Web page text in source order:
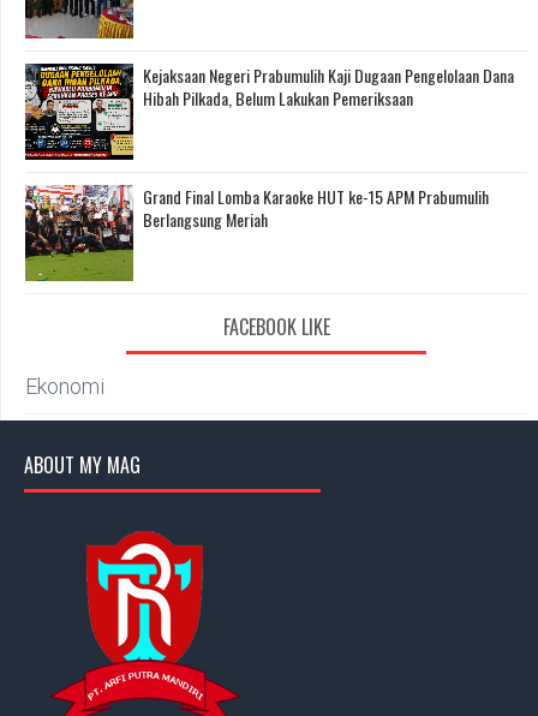
Kejaksaan Negeri Prabumulih Kaji Dugaan Pengelolaan Dana
Hibah Pilkada, Belum Lakukan Pemeriksaan
Grand Final Lomba Karaoke HUT ke-15 APM Prabumulih
Berlangsung Meriah
FACEBOOK LIKE
Ekonomi
ABOUT MY MAG